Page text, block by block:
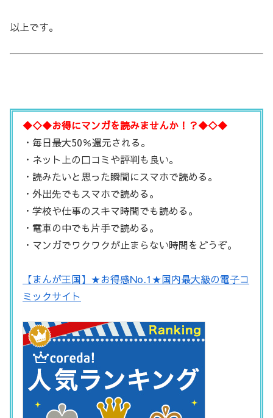
以上です。
◆◇◆お得にマンガを読みませんか！？◆◇◆
・毎日最大50％還元される。
・ネット上の口コミや評判も良い。
・読みたいと思った瞬間にスマホで読める。
・外出先でもスマホで読める。
・学校や仕事のスキマ時間でも読める。
・電車の中でも片手で読める。
・マンガでワクワクが止まらない時間をどうぞ。
【まんが王国】★お得感No.1★国内最大級の電子コ
ミックサイト